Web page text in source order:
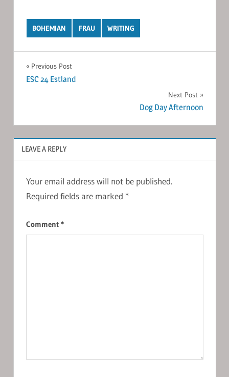
BOHEMIAN FRAU WRITING
Post
navigation
Previous Post
ESC 24 Estland
Next Post
Dog Day Afternoon
LEAVE A REPLY
Your email address will not be published.
Required fields are marked *
Comment *